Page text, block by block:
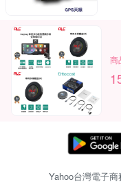
商
Yahoo台灣電子